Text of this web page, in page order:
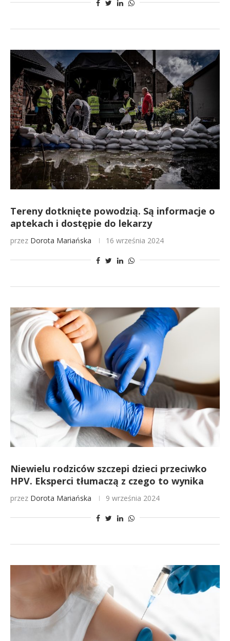
Tereny dotknięte powodzią. Są informacje o
aptekach i dostępie do lekarzy
przez Dorota Mariańska 16 września 2024
Niewielu rodziców szczepi dzieci przeciwko
HPV. Eksperci tłumaczą z czego to wynika
przez Dorota Mariańska 9 września 2024